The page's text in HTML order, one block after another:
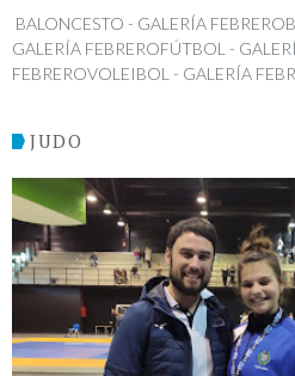
BALONCESTO - GALERÍA
GALERÍA FEBREROFÚTBOL -
FEBREROVOLEIBOL - GALERÍA
JUDO